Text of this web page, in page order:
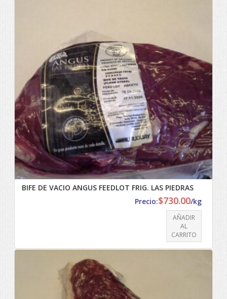
BIFE DE VACIO ANGUS FEEDLOT FRIG. LAS PIEDRAS
Precio:$730.00/kg
AÑADIR
AL
CARRITO